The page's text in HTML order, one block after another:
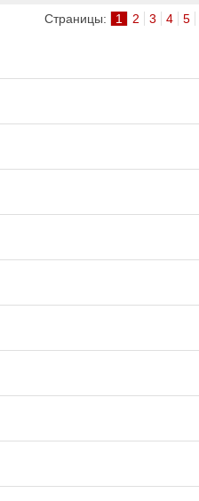
Rammstein
Страницы: 1 2 3 4 5